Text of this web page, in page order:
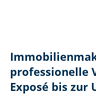
professionelle
Exposé bis